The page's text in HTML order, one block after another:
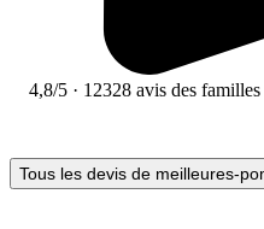
4,8/5 · 12328 avis des familles
Tous les devis de meilleures-